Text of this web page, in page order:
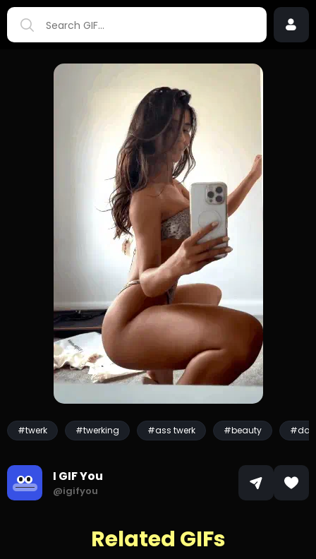
#twerk #twerking #ass twerk #beauty
I GIF You
@igifyou
Related GIFs